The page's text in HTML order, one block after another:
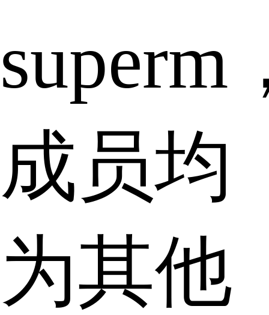
superm
成员均
为其他